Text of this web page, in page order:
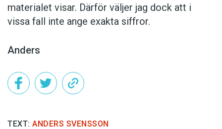
materialet visar. Därför väljer jag dock att i
vissa fall inte ange exakta siffror.
Anders
TEXT: ANDERS SVENSSON